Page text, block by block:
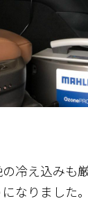
冷え込みも
なりました。